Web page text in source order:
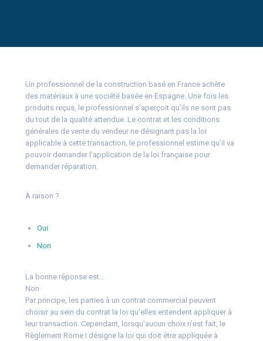
Un professionnel de la construction basé en France achète
des matériaux à une société basée en Espagne. Une fois les
produits reçus, le professionnel s’aperçoit qu’ils ne sont pas
du tout de la qualité attendue. Le contrat et les conditions
générales de vente du vendeur ne désignant pas la loi
applicable à cette transaction, le professionnel estime qu’il va
pouvoir demander l’application de la loi française pour
demander réparation.
À raison ?
Oui
Non
La bonne réponse est…
Non
Par principe, les parties à un contrat commercial peuvent
choisir au sein du contrat la loi qu’elles entendent appliquer à
leur transaction. Cependant, lorsqu’aucun choix n’est fait, le
Règlement Rome I désigne la loi qui doit être appliquée à